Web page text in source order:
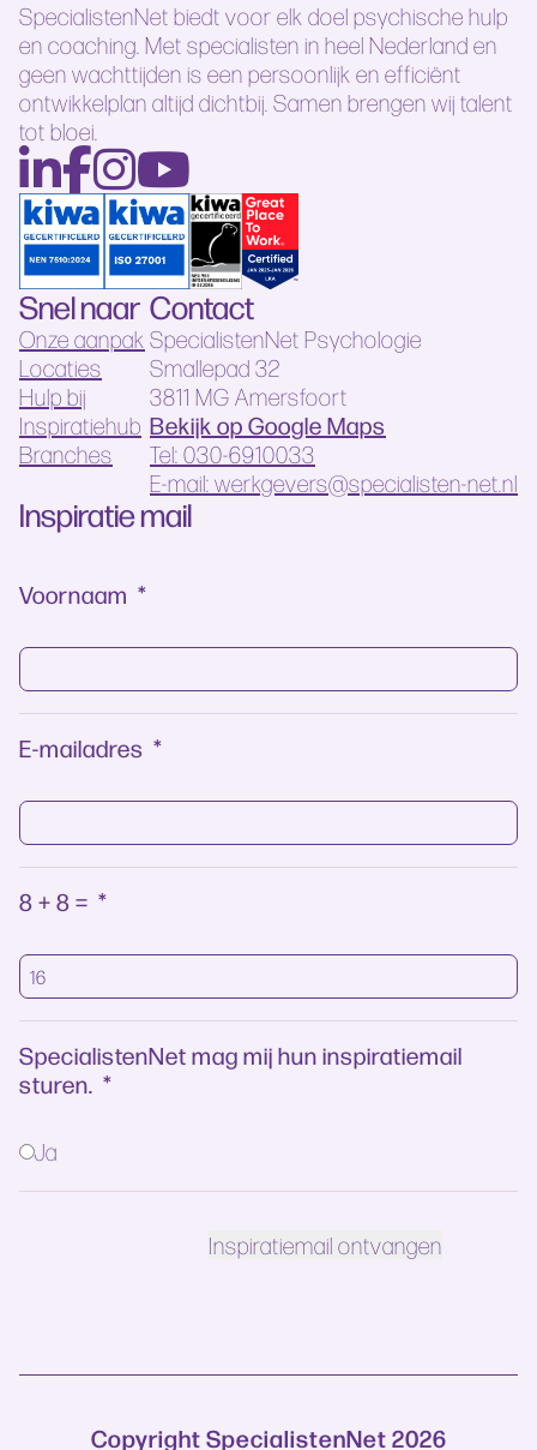
SpecialistenNet biedt voor elk doel psychische hulp
en coaching. Met specialisten in heel Nederland en
geen wachttijden is een persoonlijk en efficiënt
ontwikkelplan altijd dichtbij. Samen brengen wij talent
tot bloei.
Snel naar
Onze aanpak
Locaties
Hulp bij
Inspiratiehub
Branches
Contact
SpecialistenNet Psychologie
Smallepad 32
3811 MG Amersfoort
Bekijk op Google Maps
Tel: 030-6910033
E-mail: werkgevers@specialisten-net.nl
Inspiratie mail
Voornaam *
E-mailadres *
8 + 8 = *
SpecialistenNet mag mij hun inspiratiemail
sturen. *
Ja
Copyright SpecialistenNet 2026